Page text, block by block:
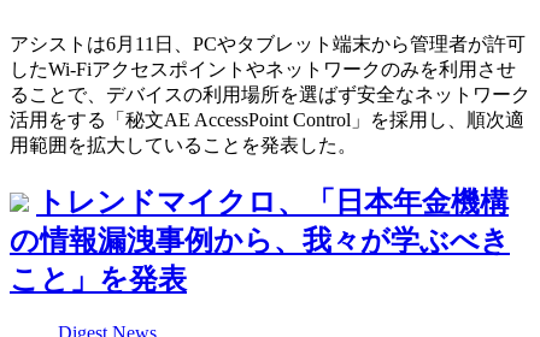
アシストは6月11日、PCやタブレット端末から管理者が許可
したWi-Fiアクセスポイントやネットワークのみを利用させ
ることで、デバイスの利用場所を選ばず安全なネットワーク
活用をする「秘文AE AccessPoint Control」を採用し、順次適
用範囲を拡大していることを発表した。
トレンドマイクロ、「日本年金機構
の情報漏洩事例から、我々が学ぶべき
こと」を発表
Digest News